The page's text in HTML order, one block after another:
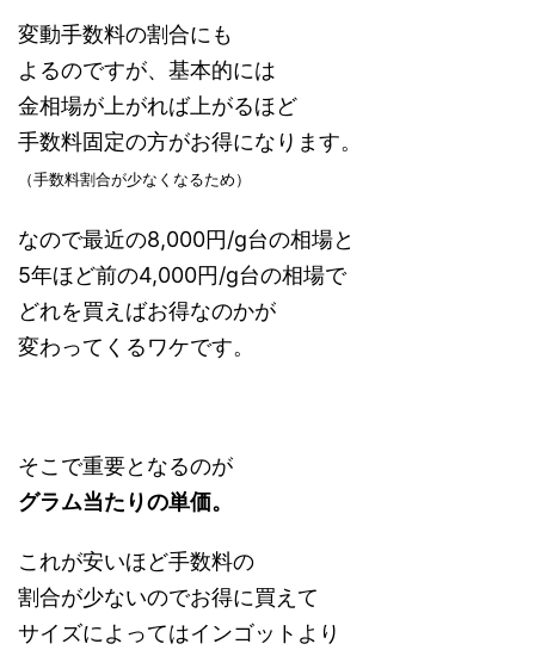
変動手数料の割合にも
よるのですが、基本的には
金相場が上がれば上がるほど
手数料固定の方がお得になります。
（手数料割合が少なくなるため）
なので最近の8,000円/g台の相場と
5年ほど前の4,000円/g台の相場で
どれを買えばお得なのかが
変わってくるワケです。
そこで重要となるのが
グラム当たりの単価。
これが安いほど手数料の
割合が少ないのでお得に買えて
サイズによってはインゴットより